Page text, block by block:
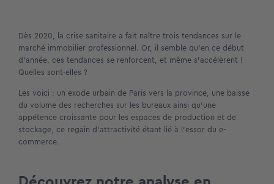
Dès 2020, la crise sanitaire a fait naître trois tendances sur le
marché immobilier professionnel. Or, il semble qu’en ce début
d’année, ces tendances se renforcent, et même s’accélèrent !
Quelles sont-elles ?
Les voici : un exode urbain de Paris vers la province, une baisse
du volume des recherches sur les bureaux ainsi qu’une
appétence croissante pour les espaces de production et de
stockage, ce regain d’attractivité étant lié à l’essor du e-
commerce.